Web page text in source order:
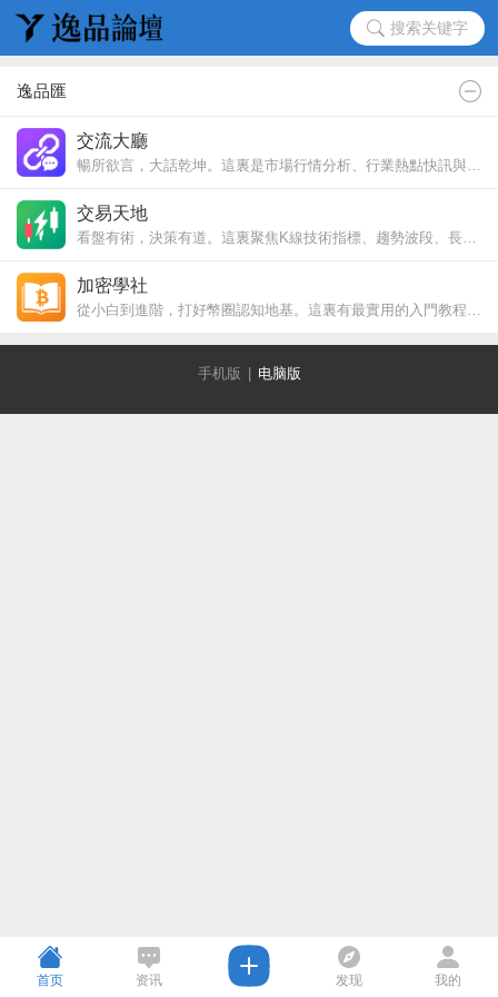
搜索关键字
逸品匯
交流大廳
暢所欲言，大話乾坤。這裏是市場行情分析、行業熱點快訊與大戶追蹤的第一現場。無論是分享個人的交易心得與回憶錄，還是探討生活與財富的底層邏輯，都能在此破除信息繭房，與優秀的同行者高頻共振。
交易天地
看盤有術，決策有道。這裏聚焦K線技術指標、趨勢波段、長短線實盤復盤與資金管理。謝絕浮躁口水，深挖交易心理與合約進階策略。一起在波動中磨練眼力，在風口中提高勝率。
加密學社
從小白到進階，打好幣圈認知地基。這裏有最實用的入門教程、錢包操作指南、安全防護、交易所教學、術語科普和避坑指南，助你少走彎路，穩步上車。
手机版 电脑版
首页 资讯 发现 我的